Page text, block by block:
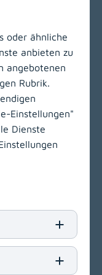
LinkedIn
(opens in
oder ähnliche
anbieten zu
angebotenen
Rubrik.
Einstellungen"
Dienste